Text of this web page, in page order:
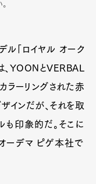
ル「ロイヤル オーク
、YOONとVERBAL
ラーリングされた赤
インだが、それを取
も印象的だ。そこに
ーデマ ピゲ本社で